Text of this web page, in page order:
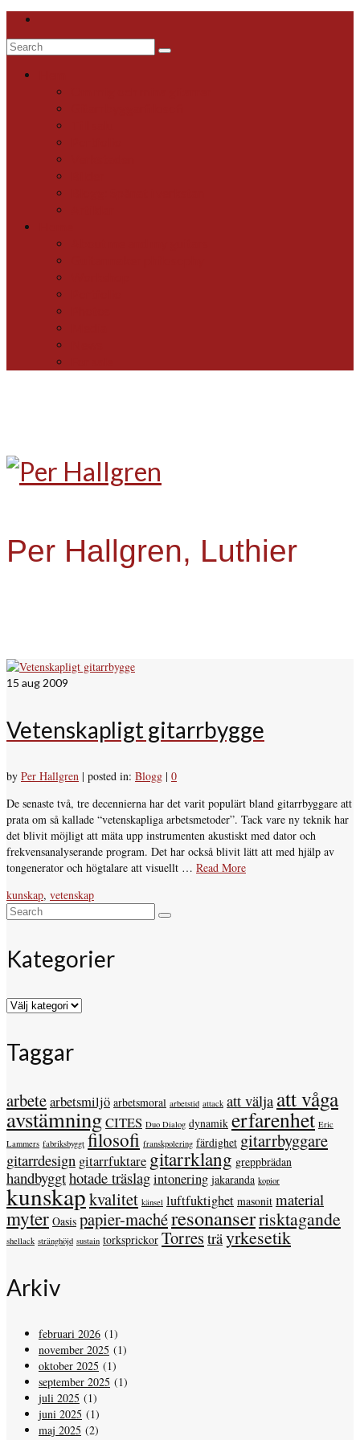
Search
Per Hallgren, Luthier
15 aug 2009
Vetenskapligt gitarrbygge
by Per Hallgren | posted in: Blogg | 0
De senaste två, tre decennierna har det varit populärt bland gitarrbyggare att
prata om så kallade “vetenskapliga arbetsmetoder”. Tack vare ny teknik har
det blivit möjligt att mäta upp instrumenten akustiskt med dator och
frekvensanalyserande program. Det har också blivit lätt att med hjälp av
tongenerator och högtalare att visuellt … Read More
kunskap, vetenskap
Search
Kategorier
Kategorier
Taggar
arbetearbetsmiljö arbetsmoral arbetstid attack att välja att våga
avstämningCITES Duo Dialog dynamik erfarenhet Eric
Lammers fabriksbyggt filosofi franskpolering färdighet gitarrbyggare
gitarrdesign gitarrfuktare gitarrklang greppbrädan
handbyggthotade träslagintonering jakaranda kopior
kunskapkvalitet känsel luftfuktighet masonit material
myter Oasis papier-machéresonanserrisktagande
shellack stränghöjd sustain torksprickor Torres träyrkesetik
Arkiv
februari 2026 (1)
november 2025 (1)
oktober 2025 (1)
september 2025 (1)
juli 2025 (1)
juni 2025 (1)
maj 2025 (2)